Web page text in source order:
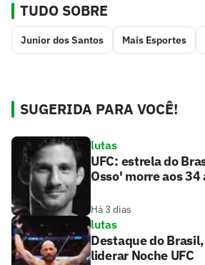
TUDO SOBRE
Junior dos Santos Mais Esportes
SUGERIDA PARA VOCÊ!
lutas
UFC: estrela do
Osso' morre aos 34
Há 3 dias
lutas
Destaque do
liderar Noche UFC